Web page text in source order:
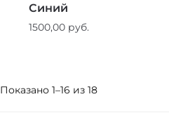
Синий
1500,00 руб.
Показано 1–16 из 18